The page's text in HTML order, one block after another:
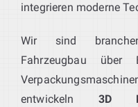
integrieren moderne
Wir sind
Fahrzeugbau
entwickeln 3D